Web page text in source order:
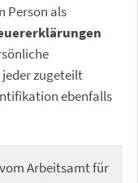
Person als
jeder zugeteilt
ebenfalls
Arbeitsamt für